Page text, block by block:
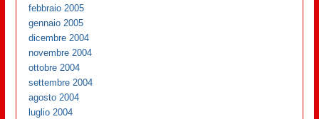
febbraio 2005
gennaio 2005
dicembre 2004
novembre 2004
ottobre 2004
settembre 2004
agosto 2004
luglio 2004